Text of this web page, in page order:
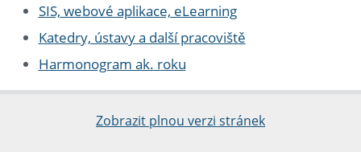
SIS, webové aplikace, eLearning
Katedry, ústavy a další pracoviště
Harmonogram ak. roku
Zobrazit plnou verzi stránek